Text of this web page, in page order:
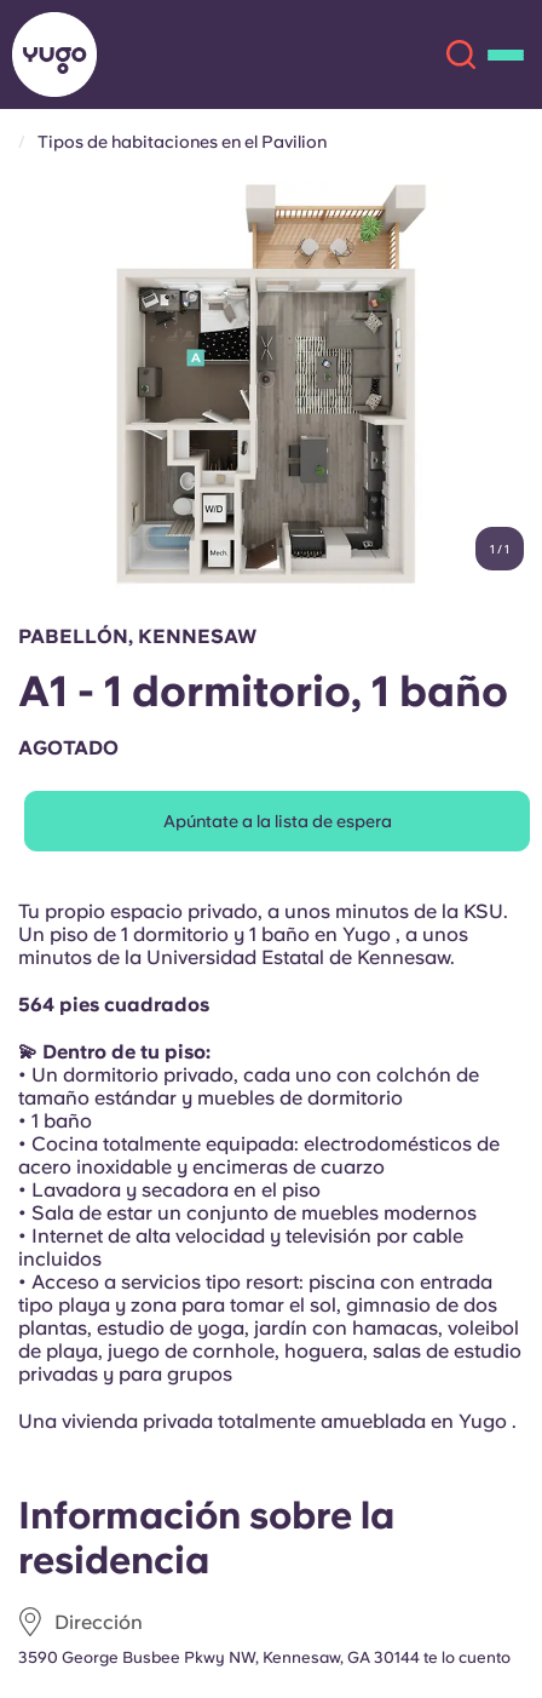
Cuenta Idioma
English (GB)
Chinese
Català
Italian
Portuguese
Elige un país
Reserva ahora
English (GB)
Chinese Español
Deutsch
Italian French
Portuguese
Tipos de habitaciones en el Pavilion
1 /1
Información sobre la
residencia
Dirección
3590 George Busbee Pkwy NW, Kennesaw, GA 30144 te lo cuento
PABELLÓN, KENNESAW
A1 - 1 dormitorio, 1 baño
AGOTADO
Apúntate a la lista de espera
Tu propio espacio privado, a unos minutos de la KSU.
Un piso de 1 dormitorio y 1 baño en Yugo , a unos
minutos de la Universidad Estatal de Kennesaw.
564 pies cuadrados
💫 Dentro de tu piso:
• Un dormitorio privado, cada uno con colchón de
tamaño estándar y muebles de dormitorio
• 1 baño
• Cocina totalmente equipada: electrodomésticos de
acero inoxidable y encimeras de cuarzo
• Lavadora y secadora en el piso
• Sala de estar un conjunto de muebles modernos
• Internet de alta velocidad y televisión por cable
incluidos
• Acceso a servicios tipo resort: piscina con entrada
tipo playa y zona para tomar el sol, gimnasio de dos
plantas, estudio de yoga, jardín con hamacas, voleibol
de playa, juego de cornhole, hoguera, salas de estudio
privadas y para grupos
Una vivienda privada totalmente amueblada en Yugo .